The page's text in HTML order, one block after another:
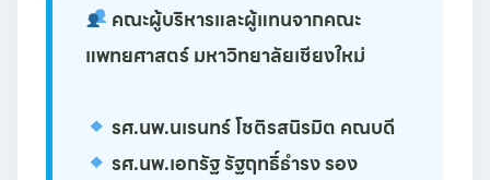
คณะผู้บริหารและผู้แทนจากคณะ
แพทยศาสตร์ มหาวิทยาลัยเชียงใหม่
รศ.นพ.นเรนทร์ โชติรสนิรมิต คณบดี
รศ.นพ.เอกรัฐ รัฐฤทธิ์ธำรงรอง